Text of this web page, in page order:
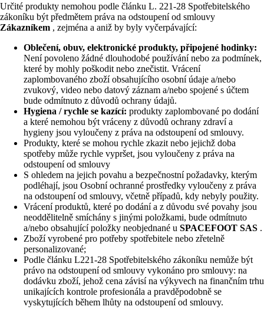
Určité produkty nemohou podle článku L. 221-28 Spotřebitelského
zákoníku být předmětem práva na odstoupení od smlouvy
Zákazníkem , zejména a aniž by byly vyčerpávající:
Oblečení, obuv, elektronické produkty, připojené hodinky:
Není povoleno žádné dlouhodobé používání nebo za podmínek,
které by mohly poškodit nebo znečistit. Vrácení
zaplombovaného zboží obsahujícího osobní údaje a/nebo
zvukový, video nebo datový záznam a/nebo spojené s účtem
bude odmítnuto z důvodů ochrany údajů.
Hygiena / rychle se kazící: produkty zaplombované po dodání
a které nemohou být vráceny z důvodů ochrany zdraví a
hygieny jsou vyloučeny z práva na odstoupení od smlouvy.
Produkty, které se mohou rychle zkazit nebo jejichž doba
spotřeby může rychle vypršet, jsou vyloučeny z práva na
odstoupení od smlouvy
S ohledem na jejich povahu a bezpečnostní požadavky, kterým
podléhají, jsou Osobní ochranné prostředky vyloučeny z práva
na odstoupení od smlouvy, včetně případů, kdy nebyly použity.
Vrácení produktů, které po dodání a z důvodu své povahy jsou
neoddělitelně smíchány s jinými položkami, bude odmítnuto
a/nebo obsahující položky neobjednané u SPACEFOOT SAS .
Zboží vyrobené pro potřeby spotřebitele nebo zřetelně
personalizované;
Podle článku L221-28 Spotřebitelského zákoníku nemůže být
právo na odstoupení od smlouvy vykonáno pro smlouvy: na
dodávku zboží, jehož cena závisí na výkyvech na finančním trhu
unikajících kontrole profesionála a pravděpodobně se
vyskytujících během lhůty na odstoupení od smlouvy.